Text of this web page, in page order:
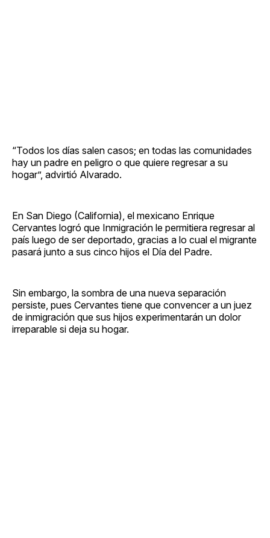
“Todos los días salen casos; en todas las comunidades
hay un padre en peligro o que quiere regresar a su
hogar”, advirtió Alvarado.
En San Diego (California), el mexicano Enrique
Cervantes logró que Inmigración le permitiera regresar al
país luego de ser deportado, gracias a lo cual el migrante
pasará junto a sus cinco hijos el Día del Padre.
Sin embargo, la sombra de una nueva separación
persiste, pues Cervantes tiene que convencer a un juez
de inmigración que sus hijos experimentarán un dolor
irreparable si deja su hogar.